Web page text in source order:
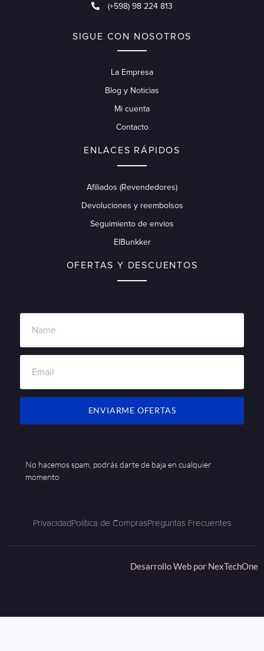
(+598) 98 224 813
SIGUE CON NOSOTROS
La Empresa
Blog y Noticias
Mi cuenta
Contacto
ENLACES RÁPIDOS
Afiliados (Revendedores)
Devoluciones y reembolsos
Seguimiento de envios
ElBunkker
OFERTAS Y DESCUENTOS
ENVIARME OFERTAS
No hacemos spam, podrás darte de baja en cualquier
momento
PrivacidadPolítica de ComprasPreguntas Frecuentes
Desarrollo Web por NexTechOne